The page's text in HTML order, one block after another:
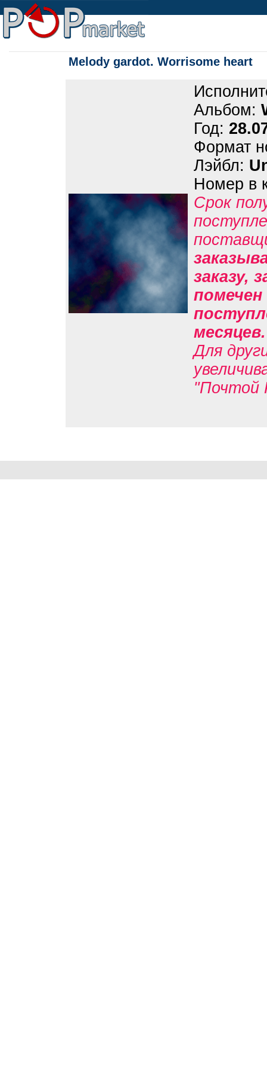
Melody gardot. Worrisome heart
Альбом:
Год:
Формат
Лэйбл:
Номер в
Срок
заказу,
помечен
Для
"Почтой